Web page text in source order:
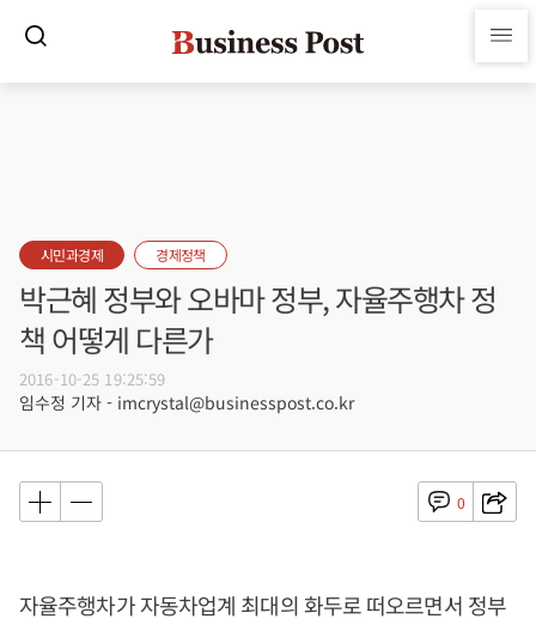
시민과경제 경제정책
박근혜 정부와 오바마 정부, 자율주행차 정
책 어떻게 다른가
2016-10-25 19:25:59
임수정 기자 - imcrystal@businesspost.co.kr
0
자율주행차가 자동차업계 최대의 화두로 떠오르면서 정부